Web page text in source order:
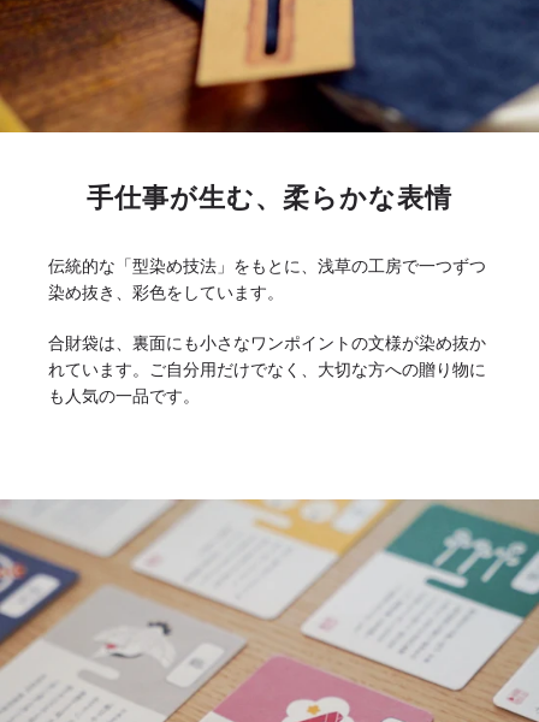
手仕事が生む、柔らかな表情
伝統的な「型染め技法」をもとに、浅草の工房で一つずつ
染め抜き、彩色をしています。
合財袋は、裏面にも小さなワンポイントの文様が染め抜か
れています。ご自分用だけでなく、大切な方への贈り物に
も人気の一品です。